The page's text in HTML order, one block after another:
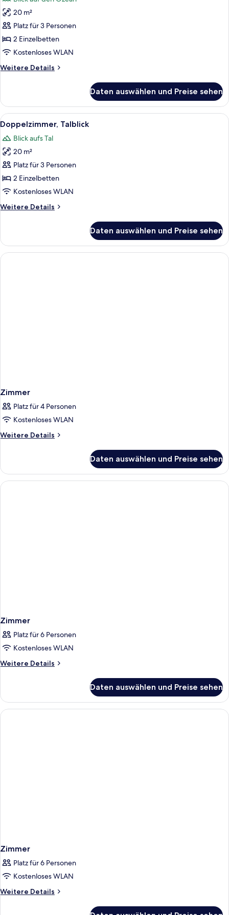
für
Doppelzimmer,
Meerblick
anzeigen
20 m²
Platz für 3 Personen
2 Einzelbetten
Kostenloses WLAN
Weitere Details
Weitere
Meerblick
Daten auswählen und Preise sehen
Alle
Fotos
für
Doppelzimmer,
Talblick
anzeigen
Doppelzimmer, Talblick | Ausblick
5
Doppelzimmer, Talblick
Blick aufs Tal
20 m²
Platz für 3 Personen
2 Einzelbetten
Kostenloses WLAN
Weitere Details
Weitere
Talblick
Daten auswählen und Preise sehen
Zimmer
Platz für 4 Personen
Kostenloses WLAN
Weitere Details
Weitere
Daten auswählen und Preise sehen
Zimmer
Platz für 6 Personen
Kostenloses WLAN
Weitere Details
Weitere
Daten auswählen und Preise sehen
Zimmer
Platz für 6 Personen
Kostenloses WLAN
Weitere Details
Weitere